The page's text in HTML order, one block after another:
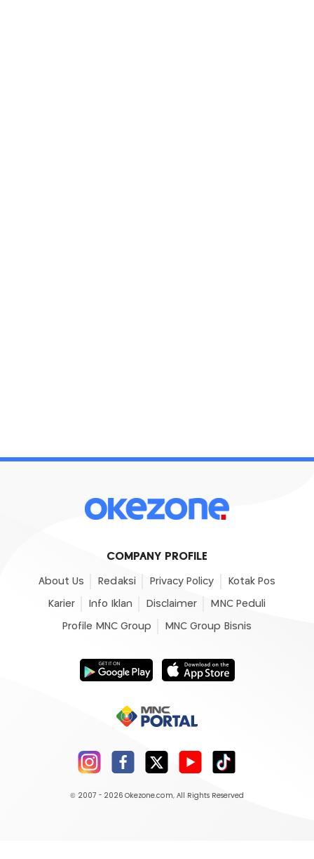
COMPANY PROFILE
About Us Redaksi Privacy Policy Kotak Pos
Karier Info Iklan Disclaimer MNC Peduli
Profile MNC Group MNC Group Bisnis
© 2007 - 2026 Okezone.com, All Rights Reserved